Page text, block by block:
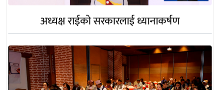
अध्यक्ष राईको सरकारलाई ध्यानाकर्षण